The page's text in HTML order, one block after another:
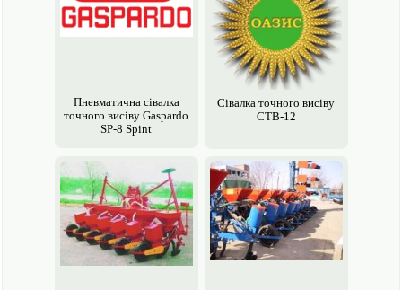
Пневматична сівалка
точного висіву Gaspardo
SP-8 Spint
Сівалка точного висіву
СТВ-12